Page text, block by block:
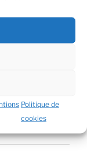
Politique de
cookies